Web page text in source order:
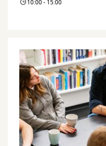
10:00 - 15:00